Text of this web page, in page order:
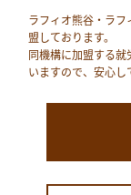
ラフィオ熊⾕・ラ
盟しております。
同機構に加盟する
いますので、安⼼し